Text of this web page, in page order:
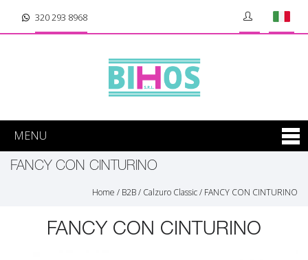
320 293 8968
MENU
FANCY CON CINTURINO
Home / B2B/ Calzuro Classic/ FANCY CON CINTURINO
FANCY CON CINTURINO